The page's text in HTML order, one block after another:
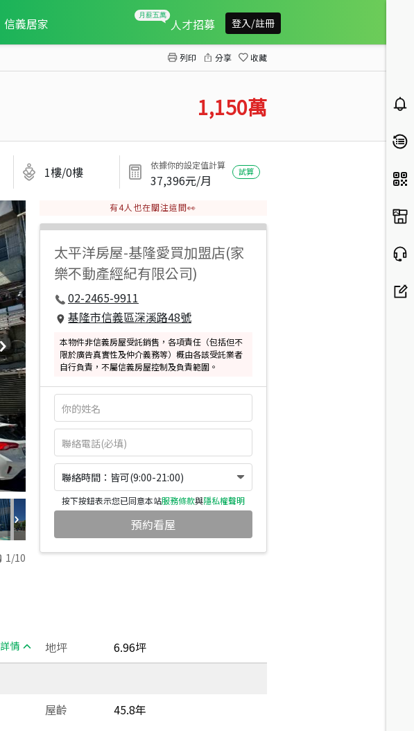
信義居家 人才招募 登入/註冊
列印 分享 收藏
1,150萬
1樓/0樓 依據你的設定值計算
37,396元/月
試算
1/10
有4人也在關注這間👀
太平洋房屋-基隆愛買加盟店(家
樂不動產經紀有限公司)
02-2465-9911
基隆市信義區深溪路48號
本物件非信義房屋受託銷售，各項責任（包括但不
限於廣告真實性及仲介義務等）概由各該受託業者
自行負責，不屬信義房屋控制及負責範圍。
聯絡時間：皆可(9:00-21:00)
按下按鈕表示您已同意本站服務條款與隱私權聲明
預約看屋
詳情 地坪
6.96坪
屋齡
45.8年